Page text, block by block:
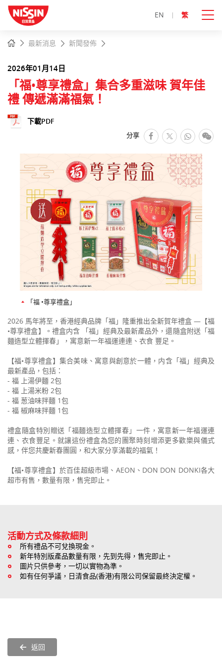
EN 繁
主頁最新消息 新聞發佈
2026年01月14日
「福•尊享禮盒」集合多重滋味 賀年佳
禮 傳遞滿滿福氣！
下載PDF
分享 facebook
推特 微
「福 •尊享禮盒」
2026 馬年將至，香港經典品牌「福」隆重推出全新賀年禮盒 —【福
•尊享禮盒】。禮盒内含 「福」經典及最新產品外，還隨盒附送「福
麵造型立體揮春」，寓意新一年福運連連、衣食 豐足。
【福•尊享禮盒】集合美味、寓意與創意於一體，内含「福」經典及
最新產品，包括：
- 福 上湯伊麵 2包
- 福 上湯米粉 2包
- 福 葱油味拌麵 1包
- 福 椒麻味拌麵 1包
禮盒隨盒特別贈送「福麵造型立體揮春」一件，寓意新一年福運連
連、衣食豐足。就讓這份禮盒為您的團聚時刻增添更多歡樂與儀式
感，伴您共慶新春團圓，和大家分享滿載的福氣！
【福•尊享禮盒】於百佳超級市場、AEON、DON DON DONKI各大
超市有售，數量有限，售完即止。
活動方式及條款細則
所有禮品不可兌換現金。
新年特別版產品數量有限，先到先得，售完即止。
圖片只供參考，一切以實物為準。
如有任何爭議，日清食品(香港)有限公司保留最終決定權。
返回